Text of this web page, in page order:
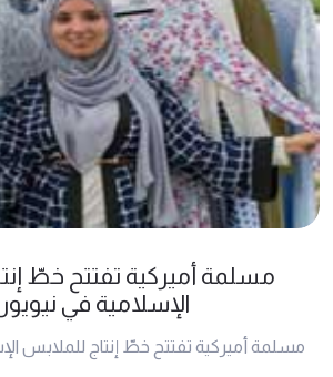
مسلمة أمیرکیة تفتتح خطّ
الإسلامیة في
مسلمة أمیرکیة تفتتح خطّ إنتاج للملابس